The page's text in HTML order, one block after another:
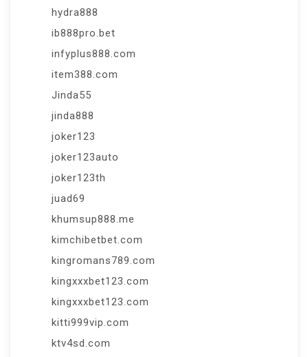
hydra888
ib888pro.bet
infyplus888.com
item388.com
Jinda55
jinda888
joker123
joker123auto
joker123th
juad69
khumsup888.me
kimchibetbet.com
kingromans789.com
kingxxxbet123.com
kingxxxbet123.com
kitti999vip.com
ktv4sd.com